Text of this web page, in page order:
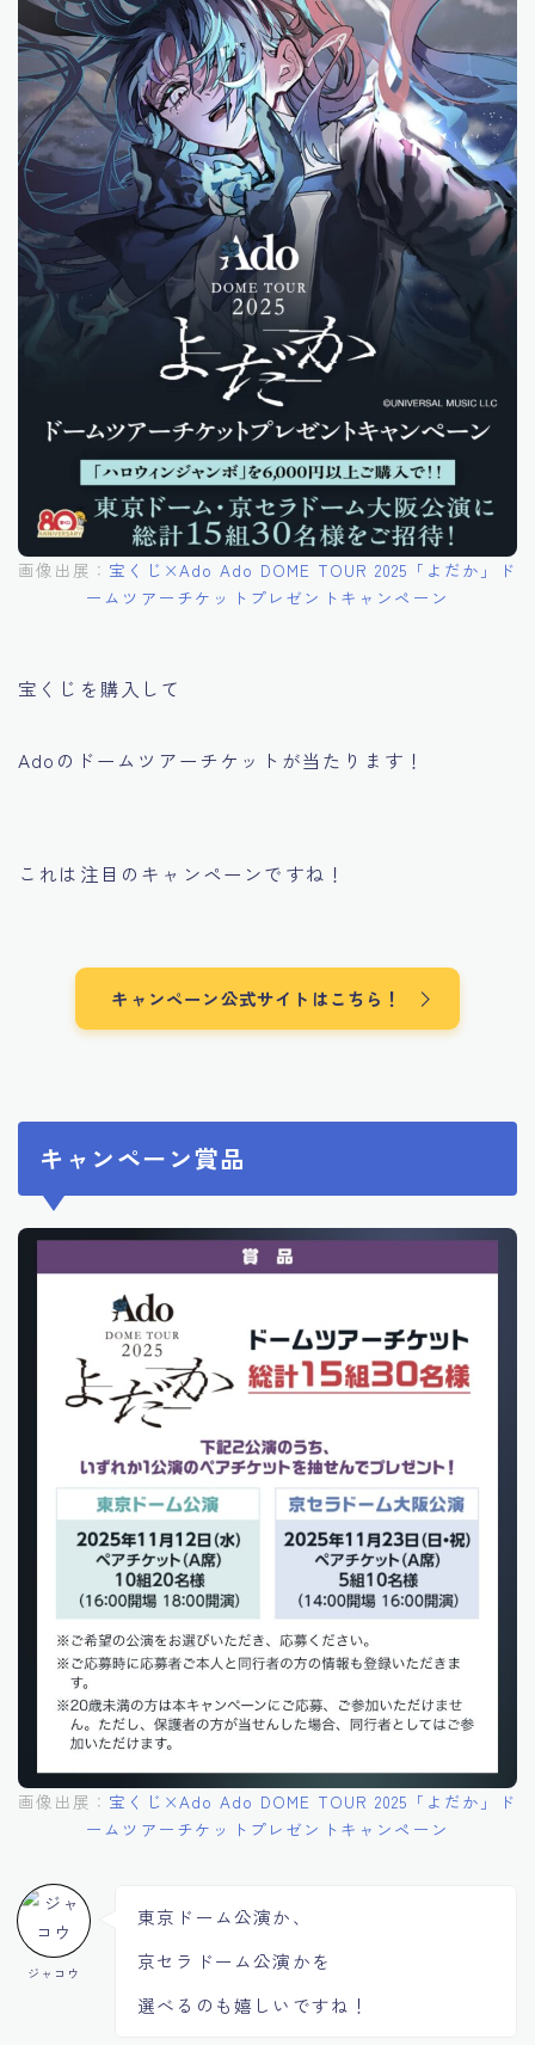
画像出展： 宝くじ×Ado Ado DOME TOUR 2025「よだか」ド
ームツアーチケットプレゼントキャンペーン
宝くじを購入して
Adoのドームツアーチケットが当たります！
これは注目のキャンペーンですね！
キャンペーン公式サイトはこちら！
キャンペーン賞品
画像出展： 宝くじ×Ado Ado DOME TOUR 2025「よだか」ド
ームツアーチケットプレゼントキャンペーン
ジャコウ
東京ドーム公演か、
京セラドーム公演かを
選べるのも嬉しいですね！